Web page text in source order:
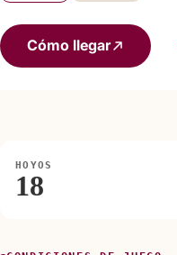
Cómo llegar
HOYOS
18